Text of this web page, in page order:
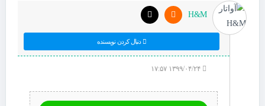
H&M
دنبال کردن نویسنده